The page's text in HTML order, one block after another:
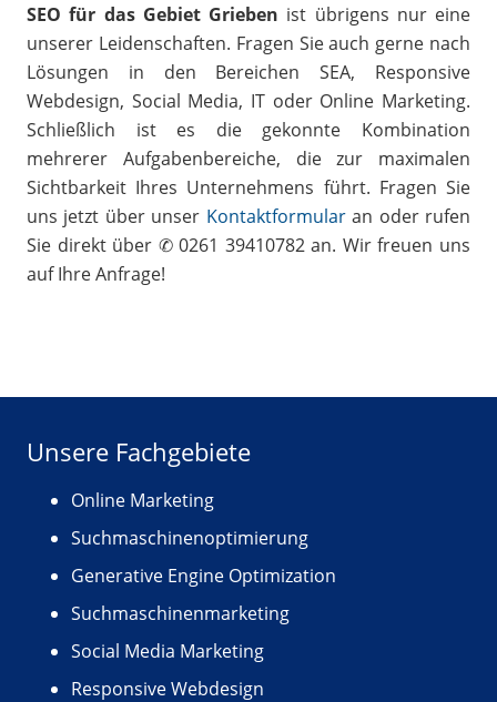
SEO für das Gebiet Grieben ist übrigens nur eine
unserer Leidenschaften. Fragen Sie auch gerne nach
Lösungen in den Bereichen SEA, Responsive
Webdesign, Social Media, IT oder Online Marketing.
Schließlich ist es die gekonnte Kombination
mehrerer Aufgabenbereiche, die zur maximalen
Sichtbarkeit Ihres Unternehmens führt. Fragen Sie
uns jetzt über unser Kontaktformularan oder rufen
Sie direkt über ✆ 0261 39410782 an. Wir freuen uns
auf Ihre Anfrage!
Unsere Fachgebiete
Online Marketing
Suchmaschinenoptimierung
Generative Engine Optimization
Suchmaschinenmarketing
Social Media Marketing
Responsive Webdesign